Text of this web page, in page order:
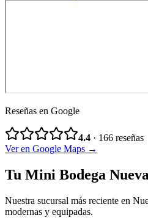
Reseñas en Google
4.4 · 166 reseñas
Ver en Google Maps →
Tu Mini Bodega
Nuestra sucursal más reciente en
modernas y equipadas.